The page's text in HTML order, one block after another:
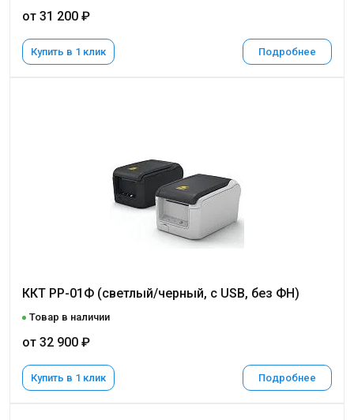
от 31 200 ₽
Купить в 1 клик Подробнее
ККТ РР-01Ф (светлый/черный, с USB, без ФН)
Товар в наличии
от 32 900 ₽
Купить в 1 клик Подробнее